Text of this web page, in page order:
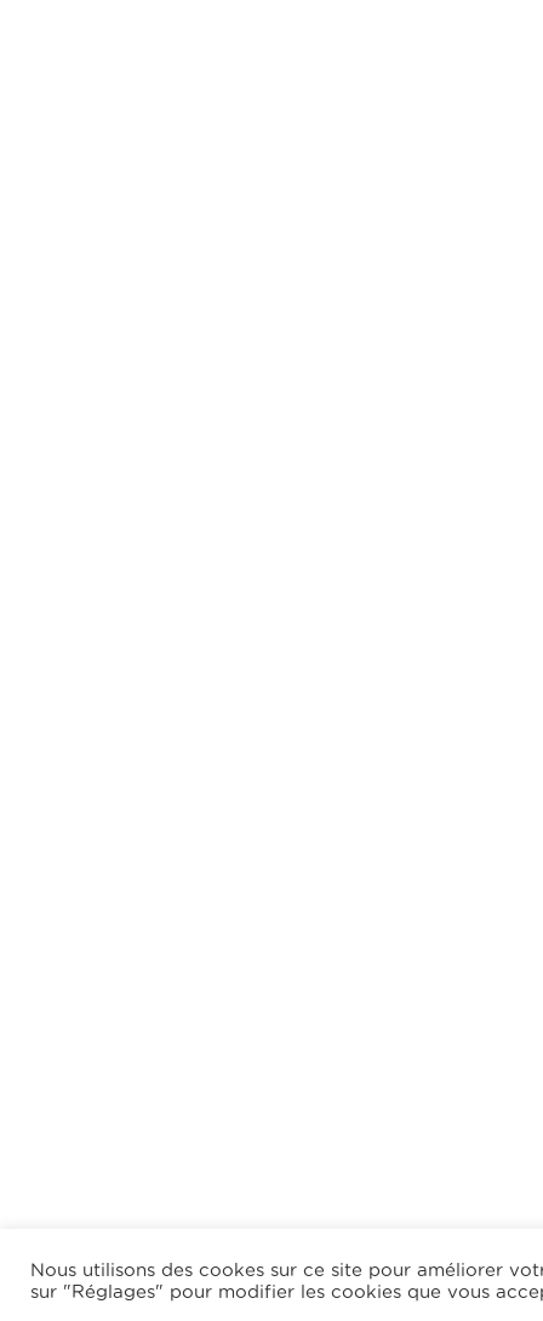
Nous utilisons des cookes sur ce site pour améliorer
sur "Réglages" pour modifier les cookies que vous